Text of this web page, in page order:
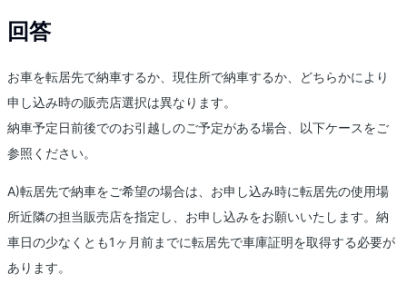
回答
お車を転居先で納車するか、現住所で納車するか、どちらかにより
申し込み時の販売店選択は異なります。
納車予定日前後でのお引越しのご予定がある場合、以下ケースをご
参照ください。
A)転居先で納車をご希望の場合は、お申し込み時に転居先の使用場
所近隣の担当販売店を指定し、お申し込みをお願いいたします。納
車日の少なくとも1ヶ月前までに転居先で車庫証明を取得する必要が
あります。